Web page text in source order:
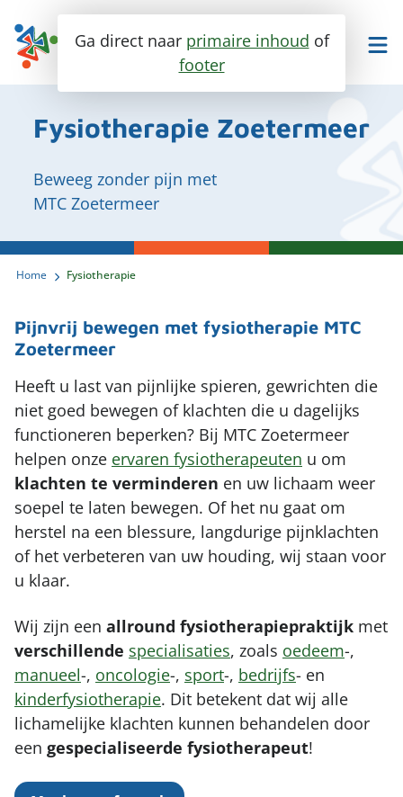
Ga direct naar primaire inhoud of
footer
Maak een afspraak
Specialisaties
Ik heb last van..
Knie
Rug
Schouder
Elleboog
Pols en hand
Kaak
Groepslessen
Medische fitness
Therapie in het water
Leefstijlprogramma (GLI)
Sport zooltjes aanmeten
Massage
Over ons
Ontmoet ons team
Werken bij
Vergoeding & tarieven
Partners
Contact
Zoeken
Fysiotherapie Zoetermeer
Beweeg zonder pijn met
MTC Zoetermeer
Home Fysiotherapie
Pijnvrij bewegen met fysiotherapie MTC
Zoetermeer
Heeft u last van pijnlijke spieren, gewrichten die
niet goed bewegen of klachten die u dagelijks
functioneren beperken? Bij MTC Zoetermeer
helpen onze ervaren fysiotherapeuten u om
klachten te verminderen en uw lichaam weer
soepel te laten bewegen. Of het nu gaat om
herstel na een blessure, langdurige pijnklachten
of het verbeteren van uw houding, wij staan voor
u klaar.
Wij zijn een allround fysiotherapiepraktijk met
verschillende specialisaties, zoals oedeem-,
manueel-, oncologie-, sport-, bedrijfs- en
kinderfysiotherapie. Dit betekent dat wij alle
lichamelijke klachten kunnen behandelen door
een gespecialiseerde fysiotherapeut!